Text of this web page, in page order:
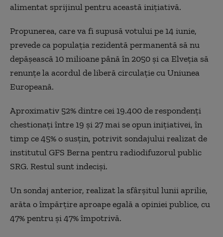
alimentat sprijinul pentru această inițiativă.
Propunerea, care va fi supusă votului pe 14 iunie,
prevede ca populația rezidentă permanentă să nu
depășească 10 milioane până în 2050 și ca Elveția să
renunțe la acordul de liberă circulație cu Uniunea
Europeană.
Aproximativ 52% dintre cei 19.400 de respondenți
chestionați între 19 și 27 mai se opun inițiativei, în
timp ce 45% o susțin, potrivit sondajului realizat de
institutul GFS Berna pentru radiodifuzorul public
SRG. Restul sunt indeciși.
Un sondaj anterior, realizat la sfârșitul lunii aprilie,
arăta o împărțire aproape egală a opiniei publice, cu
47% pentru și 47% împotrivă.